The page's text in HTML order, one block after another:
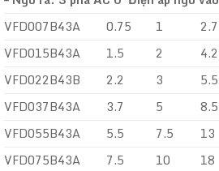
VFD007B43A
0.75 1 2.7
VFD015B43A
1.5 2 4.2
VFD022B43B
2.2 3 5.5
VFD037B43A
3.7 5 8.5
VFD055B43A
5.5 7.5 13
VFD075B43A
7.5 10 18